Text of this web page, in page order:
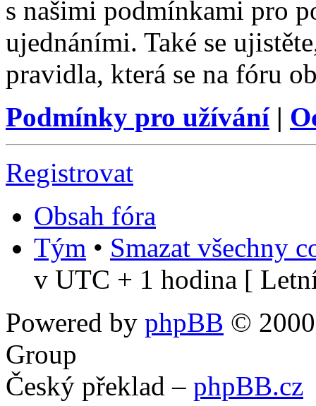
s našimi podmínkami pro
ujednáními. Také se
pravidla, která se na fóru
Podmínky pro užívání|
Registrovat
Obsah fóra
Tým • Smazat všechny
v UTC + 1 hodina [
Powered by phpBB ©
Group
Český překlad – phpBB.cz